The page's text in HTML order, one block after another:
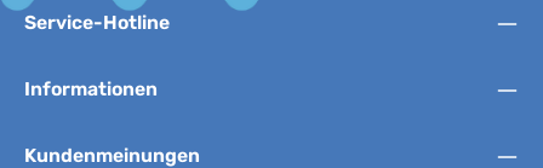
Service-Hotline
Informationen
Kundenmeinungen